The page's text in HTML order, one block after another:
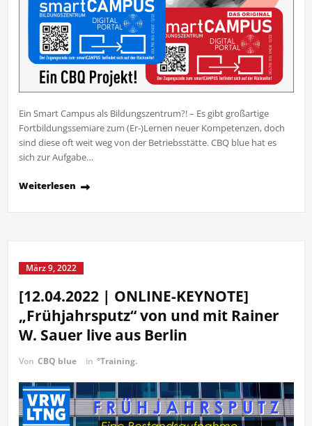
Ein Smart Campus als Bildungszentrum?! – Es gibt großartige
Fortbildungssemiare zum (Er-)Lernen neuer Kompetenzen, doch
sind diese oft weit weg von der Betriebsstätte. CBQ blue hat es
sich zur Aufgabe…
Weiterlesen
März 9, 2022
[12.04.2022 | ONLINE-KEYNOTE]
„Frühjahrsputz“ von und mit Rainer
W. Sauer live aus Berlin
Von CBQ blue in °Training.